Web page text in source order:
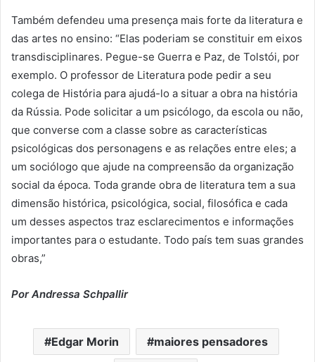
Também defendeu uma presença mais forte da literatura e
das artes no ensino: “Elas poderiam se constituir em eixos
transdisciplinares. Pegue-se Guerra e Paz, de Tolstói, por
exemplo. O professor de Literatura pode pedir a seu
colega de História para ajudá-lo a situar a obra na história
da Rússia. Pode solicitar a um psicólogo, da escola ou não,
que converse com a classe sobre as características
psicológicas dos personagens e as relações entre eles; a
um sociólogo que ajude na compreensão da organização
social da época. Toda grande obra de literatura tem a sua
dimensão histórica, psicológica, social, filosófica e cada
um desses aspectos traz esclarecimentos e informações
importantes para o estudante. Todo país tem suas grandes
obras,”
Por Andressa Schpallir
Edgar Morin maiores pensadores